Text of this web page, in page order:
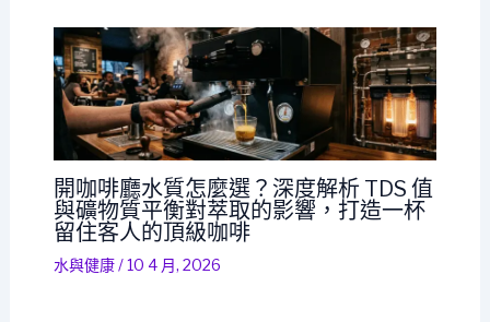
開咖啡廳水質怎麼選？深度解析 TDS 值
與礦物質平衡對萃取的影響，打造一杯
留住客人的頂級咖啡
水與健康/10 4 月, 2026